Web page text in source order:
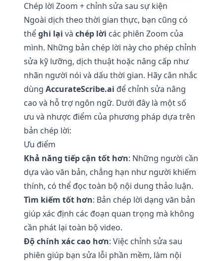
Chép lời Zoom + chỉnh sửa sau sự kiện
Ngoài dịch theo thời gian thực, bạn cũng có
thểghi lại và chép lời các phiên Zoom của
mình. Những bản chép lời này cho phép chỉnh
sửa kỹ lưỡng, dịch thuật hoặc nâng cấp như
nhãn người nói và dấu thời gian. Hãy cân nhắc
dùng AccurateScribe.ai để chỉnh sửa nâng
cao và hỗ trợ ngôn ngữ. Dưới đây là một số
ưu và nhược điểm của phương pháp dựa trên
bản chép lời:
Ưu điểm
Khả năng tiếp cận tốt hơn: Những người cần
dựa vào văn bản, chẳng hạn như người khiếm
thính, có thể đọc toàn bộ nội dung thảo luận.
Tìm kiếm tốt hơn: Bản chép lời dạng văn bản
giúp xác định các đoạn quan trọng mà không
cần phát lại toàn bộ video.
Độ chính xác cao hơn: Việc chỉnh sửa sau
phiên giúp bạn sửa lỗi phần mềm, làm nội